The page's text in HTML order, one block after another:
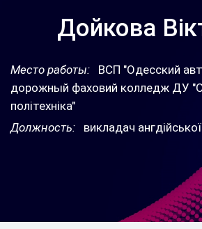
Дойкова
Место работы:
ВСП "Одесский
дорожный фаховий колледж ДУ
політехніка"
Должность:
викладач